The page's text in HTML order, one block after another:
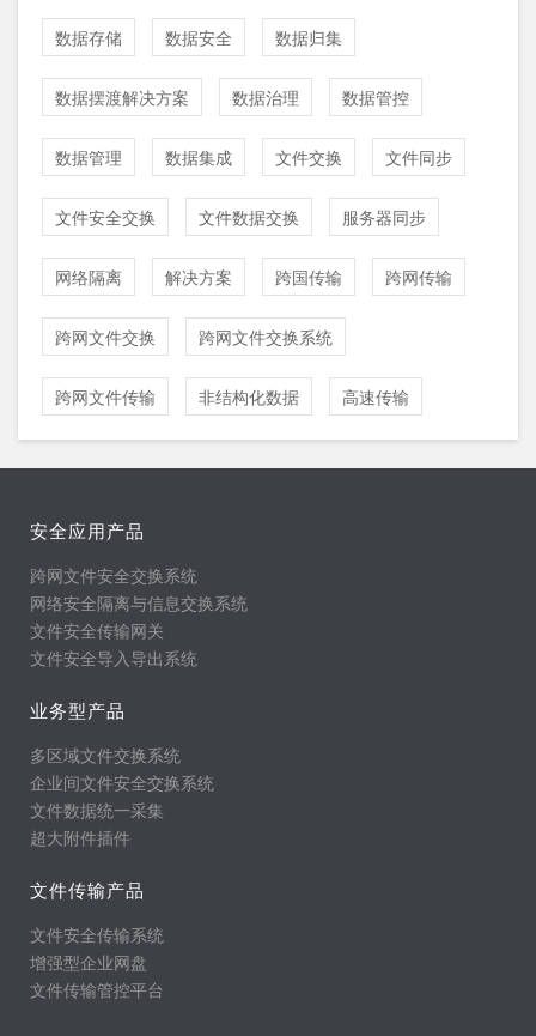
数据存储 数据安全 数据归集
数据摆渡解决方案 数据治理 数据管控
数据管理 数据集成 文件交换 文件同步
文件安全交换 文件数据交换 服务器同步
网络隔离 解决方案 跨国传输 跨网传输
跨网文件交换 跨网文件交换系统
跨网文件传输 非结构化数据 高速传输
安全应用产品
跨网文件安全交换系统
网络安全隔离与信息交换系统
文件安全传输网关
文件安全导入导出系统
业务型产品
多区域文件交换系统
企业间文件安全交换系统
文件数据统一采集
超大附件插件
文件传输产品
文件安全传输系统
增强型企业网盘
文件传输管控平台